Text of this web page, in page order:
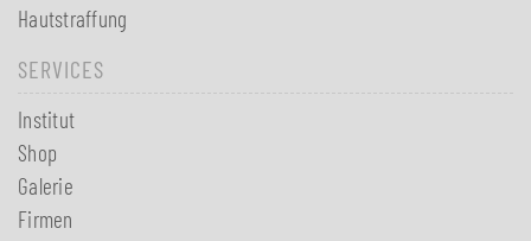
Hautstraffung
SERVICES
Institut
Shop
Galerie
Firmen